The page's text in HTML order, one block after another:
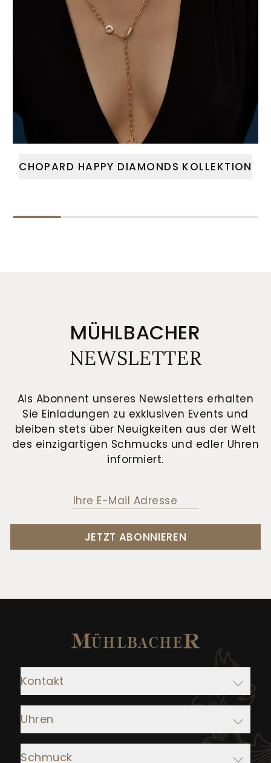
CHOPARD HAPPY DIAMONDS KOLLEKTION
MÜHLBACHER
NEWSLETTER
Als Abonnent unseres Newsletters erhalten
Sie Einladungen zu exklusiven Events und
bleiben stets über Neuigkeiten aus der Welt
des einzigartigen Schmucks und edler Uhren
informiert.
JETZT ABONNIEREN
Kontakt
Adresse:
93047 Regensburg
Uhren
Rolex
Schmuck